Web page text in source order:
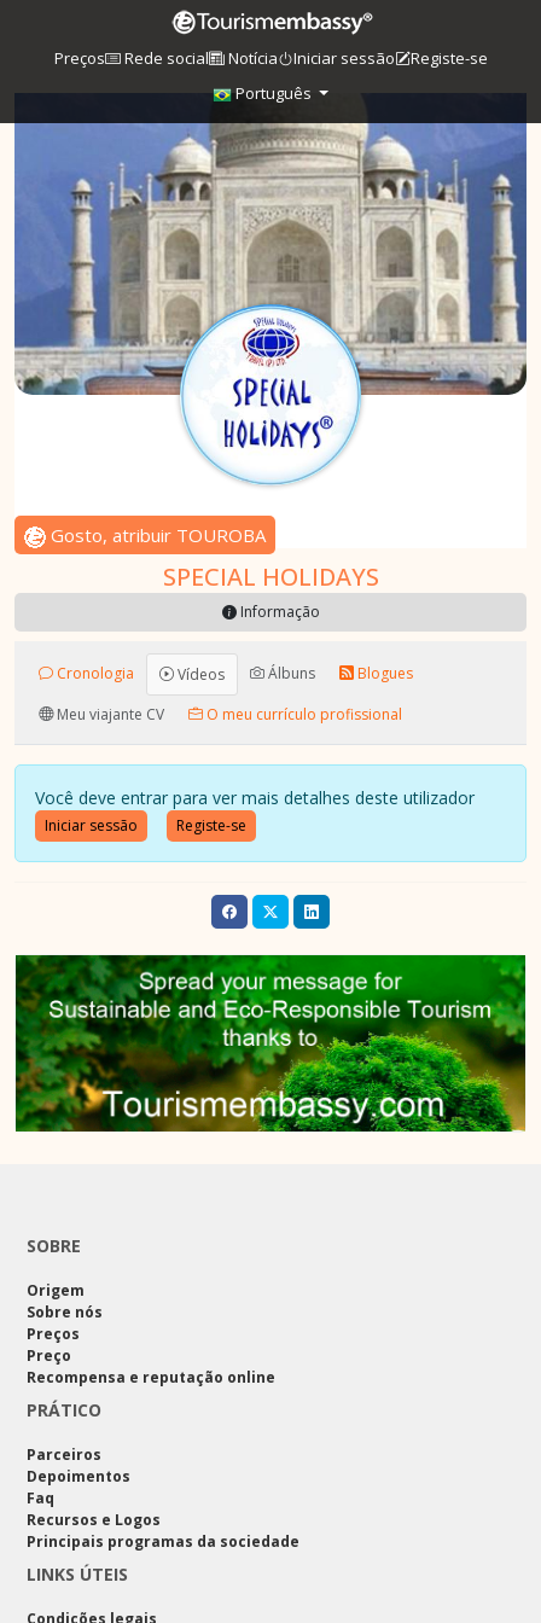
Preços Rede social Notícia Iniciar sessão
Registe-se
Português
Gosto, atribuir TOUROBA
SPECIAL HOLIDAYS
Informação
Cronologia Vídeos Álbuns
Blogues
Meu viajante CV
O meu currículo profissional
Você deve entrar para ver mais detalhes deste utilizador
Iniciar sessão Registe-se
SOBRE
Origem
Sobre nós
Preços
Preço
Recompensa e reputação online
PRÁTICO
Parceiros
Depoimentos
Faq
Recursos e Logos
Principais programas da sociedade
LINKS ÚTEIS
Condições legais